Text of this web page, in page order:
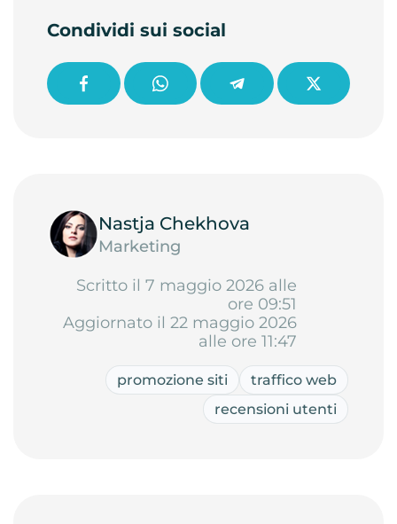
Condividi sui social
Nastja Chekhova
Marketing
Scritto il 7 maggio 2026 alle
ore 09:51
Aggiornato il 22 maggio 2026
alle ore 11:47
promozione siti
traffico web
recensioni utenti